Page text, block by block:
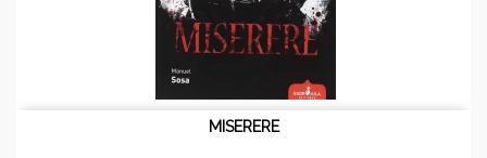
MISERERE